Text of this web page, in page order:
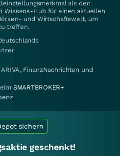
als den
Wissens-Hub für einen aktuellen
und Wirtschaftswelt, um
treffen.
FinanzNachrichten und
SMARTBROKER+
sichern
geschenkt!